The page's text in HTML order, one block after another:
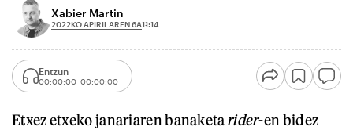
Xabier Martin
2022KO APIRILAREN 6A11:14
Entzun
00:00:00 00:00:00
Etxez etxeko janariaren banaketarider-en bidez